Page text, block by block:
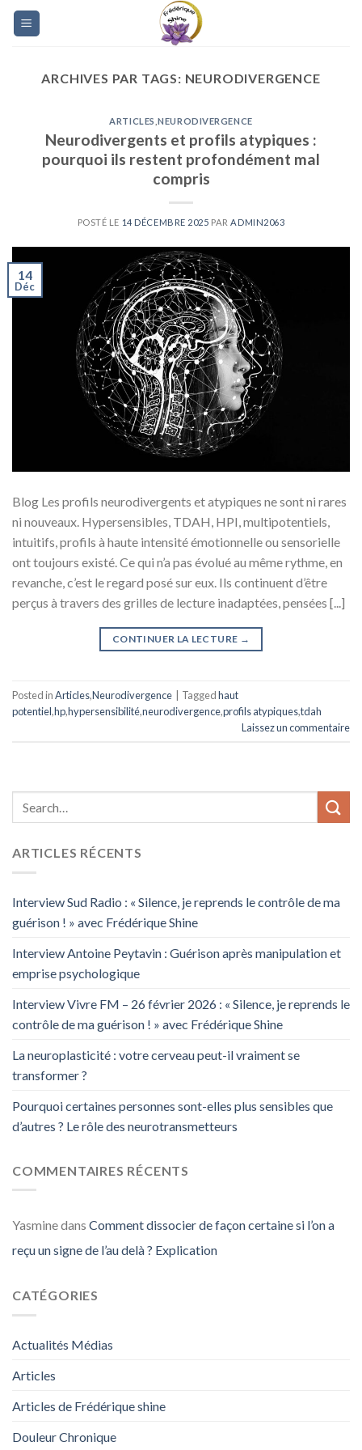
Skip
ARCHIVES PAR TAGS: NEURODIVERGENCE
ARTICLES ,NEURODIVERGENCE
Neurodivergents et profils atypiques :
pourquoi ils restent profondément mal
compris
POSTÉ LE 14 DÉCEMBRE 2025 PAR ADMIN2063
14
Déc
Blog Les profils neurodivergents et atypiques ne sont ni rares
ni nouveaux. Hypersensibles, TDAH, HPI, multipotentiels,
intuitifs, profils à haute intensité émotionnelle ou sensorielle
ont toujours existé. Ce qui n’a pas évolué au même rythme, en
revanche, c’est le regard posé sur eux. Ils continuent d’être
perçus à travers des grilles de lecture inadaptées, pensées [...]
CONTINUER LA LECTURE →
Posted inArticles,Neurodivergence Taggedhaut
potentiel,hp,hypersensibilité,neurodivergence,profils atypiques,tdah
Laissez un commentaire
ARTICLES RÉCENTS
Interview Sud Radio : « Silence, je reprends le contrôle de ma
guérison ! » avec Frédérique Shine
Interview Antoine Peytavin : Guérison après manipulation et
emprise psychologique
Interview Vivre FM – 26 février 2026 : « Silence, je reprends le
contrôle de ma guérison ! » avec Frédérique Shine
La neuroplasticité : votre cerveau peut-il vraiment se
transformer ?
Pourquoi certaines personnes sont-elles plus sensibles que
d’autres ? Le rôle des neurotransmetteurs
COMMENTAIRES RÉCENTS
Yasminedans Comment dissocier de façon certaine si l’on a
reçu un signe de l’au delà ? Explication
CATÉGORIES
Actualités Médias
Articles
Articles de Frédérique shine
Douleur Chronique